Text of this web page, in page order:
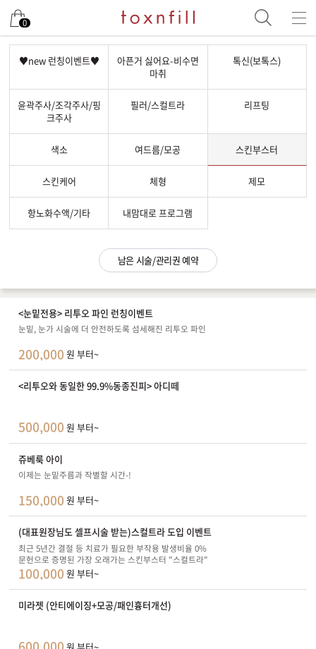
0
♥new 런칭이벤트♥
아픈거 싫어요-비수면
마취
톡신(보톡스)
윤곽주사/조각주사/핑
크주사
필러/스컬트라 리프팅
색소 여드름/모공 스킨부스터
스킨케어 체형 제모
항노화수액/기타 내맘대로 프로그램
남은 시술/관리권 예약
<눈밑전용> 리투오 파인 런칭이벤트
눈밑, 눈가 시술에 더 안전하도록 섬세해진 리투오 파인
200,000 원 부터~
<리투오와 동일한 99.9%동종진피> 아디떼
500,000 원 부터~
쥬베룩 아이
이제는 눈밑주름과 작별할 시간-!
150,000 원 부터~
(대표원장님도 셀프시술 받는)스컬트라 도입 이벤트
최근 5년간 결절 등 치료가 필요한 부작용 발생비율 0%
문헌으로 증명된 가장 오래가는 스킨부스터 "스컬트라"
100,000 원 부터~
미라젯 (안티에이징+모공/패인흉터개선)
원 부터~
남은 시술/관리권 예약
남은 시술/관리권 종류 선택
색소
여드름/모공
스킨부스터
스킨케어
체형